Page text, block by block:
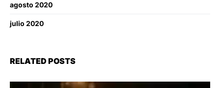
agosto 2020
julio 2020
RELATED POSTS